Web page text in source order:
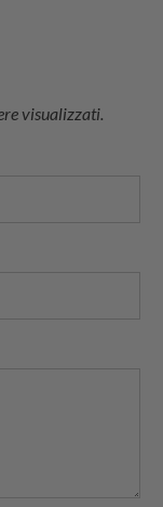
visualizzati.